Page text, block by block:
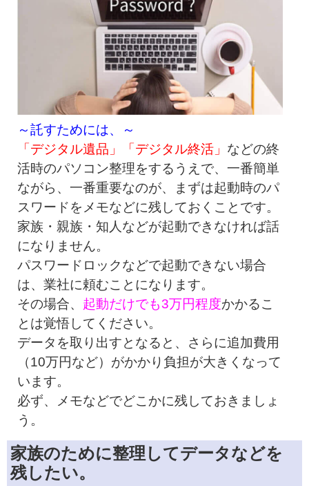
～託すためには、～
「デジタル遺品」「デジタル終活」 などの終
活時のパソコン整理をするうえで、一番簡単
ながら、一番重要なのが、まずは起動時のパ
スワードをメモなどに残しておくことです。
家族・親族・知人などが起動できなければ話
になりません。
パスワードロックなどで起動できない場合
は、業社に頼むことになります。
その場合、 起動だけでも3万円程度かかるこ
とは覚悟してください。
データを取り出すとなると、さらに追加費用
（10万円など）がかかり負担が大きくなって
います。
必ず、メモなどでどこかに残しておきましょ
う。
家族のために整理してデータなどを
残したい。